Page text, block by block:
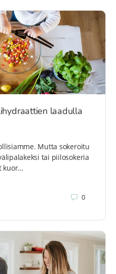
laadulla
Mutta sokeroitu
tai piilosokeria
kuor…
0